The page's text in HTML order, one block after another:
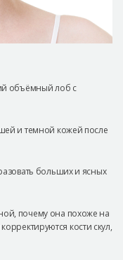
объёмный лоб с
и темной кожей после
больших и ясных
почему она похоже на
кости скул,